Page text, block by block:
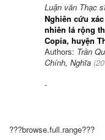
Luận văn Thạc
Nghiên cứu
nhiên lá rộng
Copia, huyện
Authors: Trần
Chính, Nghĩa (
-
???browse.full.range???